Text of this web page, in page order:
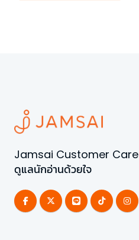
Jamsai Customer Care
ดูแลนักอ่านด้วยใจ